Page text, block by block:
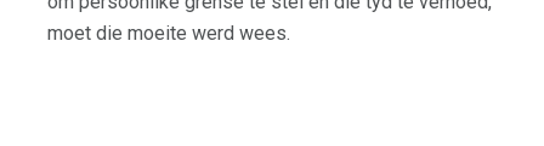
moet die moeite werd wees.